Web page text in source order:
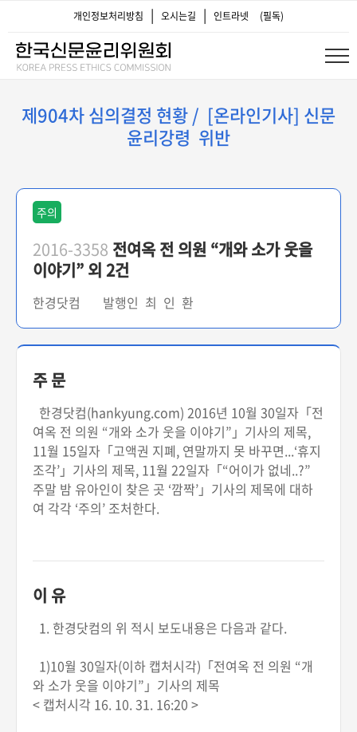
개인정보처리방침 | 오시는길 | 인트라넷 (필독)
제904차 심의결정 현황 / [온라인기사] 신문
윤리강령 위반
주의
2016-3358 전여옥 전 의원 “개와 소가 웃을
이야기” 외 2건
한경닷컴 발행인 최 인 환
주 문
한경닷컴(hankyung.com) 2016년 10월 30일자「전
여옥 전 의원 “개와 소가 웃을 이야기”」기사의 제목,
11월 15일자「고액권 지폐, 연말까지 못 바꾸면...‘휴지
조각’」기사의 제목, 11월 22일자「“어이가 없네..?”
주말 밤 유아인이 찾은 곳 ‘깜짝’」기사의 제목에 대하
여 각각 ‘주의’ 조처한다.
이 유
1. 한경닷컴의 위 적시 보도내용은 다음과 같다.
1)10월 30일자(이하 캡처시각)「전여옥 전 의원 “개
와 소가 웃을 이야기”」기사의 제목
< 캡처시각 16. 10. 31. 16:20 >